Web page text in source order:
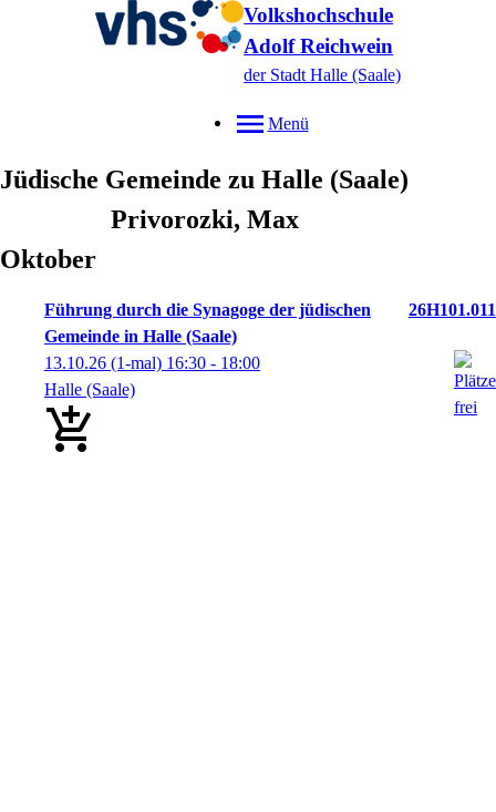
Volkshochschule
Adolf Reichwein
der Stadt Halle (Saale)
Menü
Jüdische Gemeinde zu Halle (Saale)
Privorozki, Max
Oktober
Führung durch die Synagoge der jüdischen
Gemeinde in Halle (Saale)
26H101.011
13.10.26 (1-mal) 16:30 - 18:00
Halle (Saale)